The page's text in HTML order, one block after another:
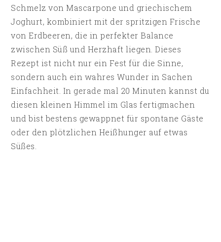
Schmelz von Mascarpone und griechischem
Joghurt, kombiniert mit der spritzigen Frische
von Erdbeeren, die in perfekter Balance
zwischen Süß und Herzhaft liegen. Dieses
Rezept ist nicht nur ein Fest für die Sinne,
sondern auch ein wahres Wunder in Sachen
Einfachheit. In gerade mal 20 Minuten kannst du
diesen kleinen Himmel im Glas fertigmachen
und bist bestens gewappnet für spontane Gäste
oder den plötzlichen Heißhunger auf etwas
Süßes.